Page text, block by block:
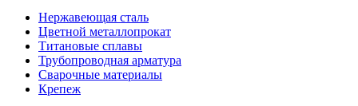
Нержавеющая сталь
Цветной металлопрокат
Титановые сплавы
Трубопроводная арматура
Сварочные материалы
Крепеж